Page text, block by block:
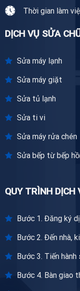
Thời gian làm
DỊCH VỤ SỬA
Sửa máy lạnh
Sửa máy giặt
Sửa tủ lạnh
Sửa ti vi
Sửa máy rửa chén
Sửa bếp từ bếp
QUY TRÌNH DỊCH
Bước 1. Đăng ký
Bước 2. Đến nhà,
Bước 3. Tiến hành
Bước 4. Bàn giao